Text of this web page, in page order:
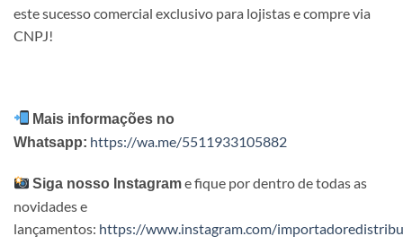
este sucesso comercial exclusivo para lojistas e compre via
CNPJ!
Mais informações no
Whatsapp: https://wa.me/5511933105882
Siga nosso Instagrame fique por dentro de todas as
novidades e
lançamentos: https://www.instagram.com/